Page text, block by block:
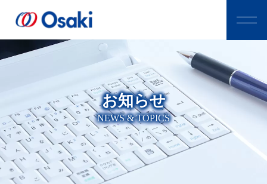
お知らせ
NEWS & TOPICS